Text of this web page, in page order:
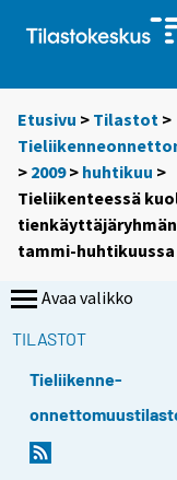
Etusivu > Tilastot >
> 2009> huhtikuu >
Tieliikenteessä
tammi-huhtikuussa
Avaa valikko
TILASTOT
Tieliikenne-